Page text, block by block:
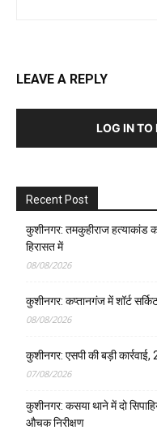
LEAVE A REPLY
LOG IN
Recent Post
कुशीनगर: तमकुहीराज हत्याकांड
हिरासत में
08/08/2026
कुशीनगर: कप्तानगंज में शॉर्ट
08/08/2026
कुशीनगर: एसपी की बड़ी कार्रवाई,
07/08/2026
कुशीनगर: कसया थाने में दो
औचक निरीक्षण